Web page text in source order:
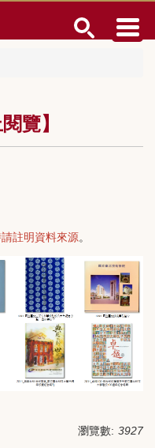
覽】
註明資料來源。
瀏覽數: 3927